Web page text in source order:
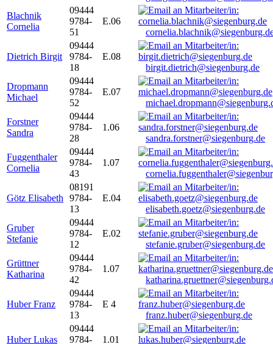
Blachnik
Cornelia
09444
9784-
51
E.06
Dietrich Birgit
09444
9784-
18
E.08
birgit.dietrich@siegenburg.de
Dropmann
Michael
09444
9784-
52
E.07
Forstner
Sandra
09444
9784-
28
1.06
sandra.forstner@siegenburg.de
Fuggenthaler
Cornelia
09444
9784-
43
1.07
Götz Elisabeth
08191
9784-
13
E.04
elisabeth.goetz@siegenburg.de
Gruber
Stefanie
09444
9784-
12
E.02
stefanie.gruber@siegenburg.de
Grüttner
Katharina
09444
9784-
42
1.07
Huber Franz
09444
9784-
13
E 4
franz.huber@siegenburg.de
Huber Lukas
09444
9784-
1.01